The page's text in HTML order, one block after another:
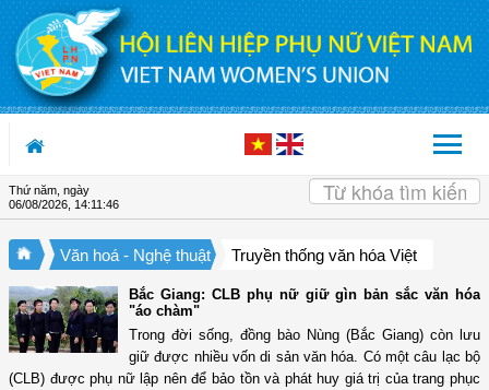
Truy cập nội dung luôn
Thứ năm, ngày
06/08/2026, 14:11:47
Văn hoá - Nghệ thuật Truyền thống văn hóa Việt
Bắc Giang: CLB phụ nữ giữ gìn bản sắc văn hóa
"áo chàm"
Trong đời sống, đồng bào Nùng (Bắc Giang) còn lưu
giữ được nhiều vốn di sản văn hóa. Có một câu lạc bộ
(CLB) được phụ nữ lập nên để bảo tồn và phát huy giá trị của trang phục